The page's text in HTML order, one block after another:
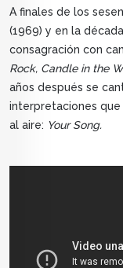
A finales de los
(1969) y en la
consagración con
Rock, Candle in the
años después se
interpretaciones que
al aire: Your Song.